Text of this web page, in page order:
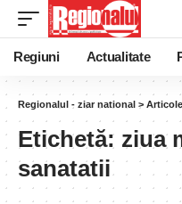
Regiuni Actualitate
Regionalul - ziar national > Articole
Etichetă: ziua
sanatatii